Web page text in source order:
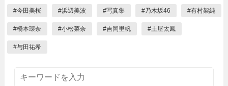
#今田美桜 #浜辺美波 #写真集 #乃木坂46 #有村架純
#橋本環奈 #小松菜奈 #吉岡里帆 #土屋太鳳
#与田祐希